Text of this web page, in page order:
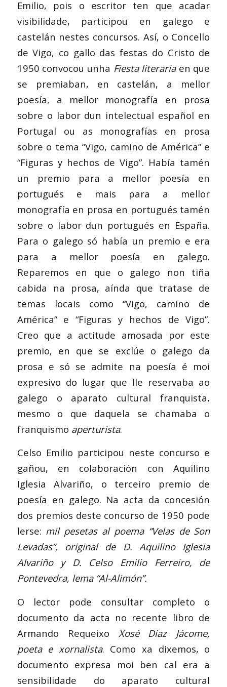
Emilio, pois o escritor ten que acadar
visibilidade, participou en galego e
castelán nestes concursos. Así, o Concello
de Vigo, co gallo das festas do Cristo de
1950 convocou unha Fiesta literariaen que
se premiaban, en castelán, a mellor
poesía, a mellor monografía en prosa
sobre o labor dun intelectual español en
Portugal ou as monografías en prosa
sobre o tema “Vigo, camino de América” e
“Figuras y hechos de Vigo”. Había tamén
un premio para a mellor poesía en
portugués e mais para a mellor
monografía en prosa en portugués tamén
sobre o labor dun portugués en España.
Para o galego só había un premio e era
para a mellor poesía en galego.
Reparemos en que o galego non tiña
cabida na prosa, aínda que tratase de
temas locais como “Vigo, camino de
América” e “Figuras y hechos de Vigo”.
Creo que a actitude amosada por este
premio, en que se exclúe o galego da
prosa e só se admite na poesía é moi
expresivo do lugar que lle reservaba ao
galego o aparato cultural franquista,
mesmo o que daquela se chamaba o
franquismo aperturista.
Celso Emilio participou neste concurso e
gañou, en colaboración con Aquilino
Iglesia Alvariño, o terceiro premio de
poesía en galego. Na acta da concesión
dos premios deste concurso de 1950 pode
lerse: mil pesetas al poema “Velas de Son
Levadas”, original de D. Aquilino Iglesia
Alvariño y D. Celso Emilio Ferreiro, de
Pontevedra, lema “Al-Alimón”.
O lector pode consultar completo o
documento da acta no recente libro de
Armando Requeixo Xosé Díaz Jácome,
poeta e xornalista. Como xa dixemos, o
documento expresa moi ben cal era a
sensibilidade do aparato cultural